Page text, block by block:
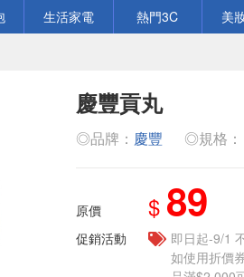
生活家電 熱門3C 美
慶豐貢丸
◎品牌： 慶豐 ◎規格：
原價 $ 89
促銷活動
即日起-9/1
如使用折價